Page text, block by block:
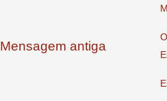
Mensagem antiga